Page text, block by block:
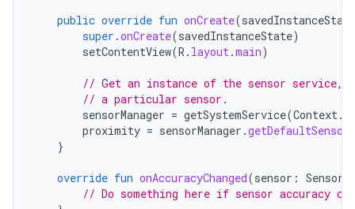
public override fun onCreate(savedInstanceState
super .onCreate(savedInstanceState)
setContentView(R . layout.main)
// Get an instance of the sensor service,
// a particular sensor.
sensorManager = getSystemService(Context.
proximity = sensorManager .getDefaultSensor
}
override fun onAccuracyChanged(sensor : Sensor
// Do something here if sensor accuracy